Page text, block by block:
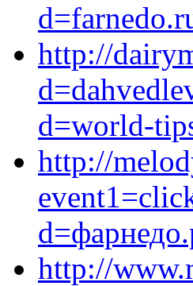
http://
d=world-
http://
http://